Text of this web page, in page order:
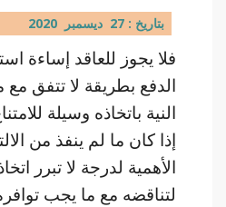
بتاريخ : 27 ديسمبر 2020
فلا يجوز للعاقد إساءة
الدفع بطريقة لا تتفق
النية باتخاذه وسيلة
إذا كان ما لم ينفذ من
الأهمية لدرجة لا تبرر
لتناقضه مع ما يجب